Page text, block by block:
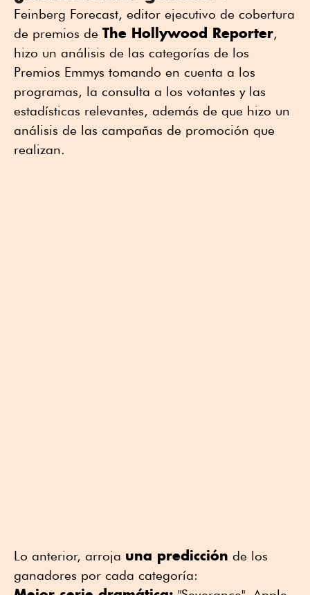
Feinberg Forecast, editor ejecutivo de cobertura
de premios de The Hollywood Reporter,
hizo un análisis de las categorías de los
Premios Emmys tomando en cuenta a los
programas, la consulta a los votantes y las
estadísticas relevantes, además de que hizo un
análisis de las campañas de promoción que
realizan.
Lo anterior, arroja una predicción de los
ganadores por cada categoría: